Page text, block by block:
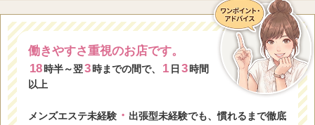
働きやすさ重視のお店です。
18 時半～翌3 時までの間で、 1 日 3 時間
以上
メンズエステ未経験・ 出張型未経験でも、慣れるまで徹底